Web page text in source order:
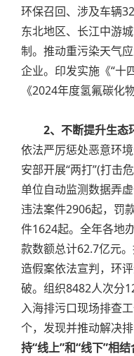
环保召回、涉及车辆
东北地区、长江中游
制。推动重污染天气
企业。印发实施《“十
《2024年度氢氟碳化
2、不断提升生态
依法严厉惩处恶意环
安部开展“两打”(打击
单位自动监测数据弄
违法案件2906起，罚
件1624起。全年各地
款数额总计62.7亿元
造假案依法宣判，环
破。组织8482人次分
入海排污口现场排查
个，发现并推动解决
持“线上”和“线下”相